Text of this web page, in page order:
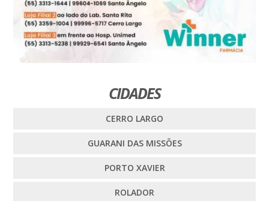
CIDADES
CERRO LARGO
GUARANI DAS MISSÕES
PORTO XAVIER
ROLADOR